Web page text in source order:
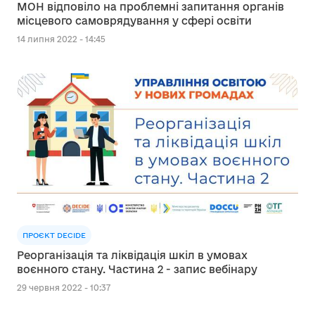
МОН відповіло на проблемні запитання органів
місцевого самоврядування у сфері освіти
14 липня 2022 - 14:45
ПРОЄКТ DECIDE
Реорганізація та ліквідація шкіл в умовах
воєнного стану. Частина 2 - запис вебінару
29 червня 2022 - 10:37